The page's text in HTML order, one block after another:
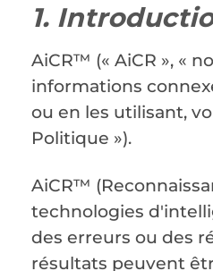
1.
AiCR™ (« AiCR », «
informations
ou en les utilisant,
Politique »).
AiCR™
technologies
des erreurs ou des
résultats peuvent